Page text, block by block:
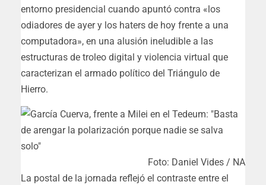
entorno presidencial cuando apuntó contra «los
odiadores de ayer y los haters de hoy frente a una
computadora», en una alusión ineludible a las
estructuras de troleo digital y violencia virtual que
caracterizan el armado político del Triángulo de
Hierro.
Foto: Daniel Vides / NA
La postal de la jornada reflejó el contraste entre el